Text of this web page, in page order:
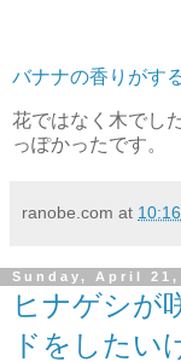
バナナの香りがす
花ではなく木でし
っぽかったです。
ranobe.com at
Sunday, April 21,
ヒナゲシが
ドをしたい